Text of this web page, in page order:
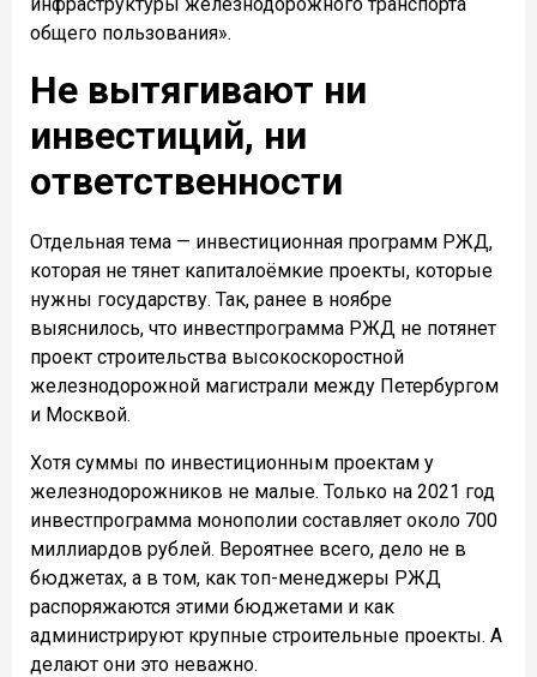
общего пользования».
Не вытягивают ни
инвестиций, ни
ответственности
Отдельная тема — инвестиционная программ РЖД,
которая не тянет капиталоёмкие проекты, которые
нужны государству. Так, ранее в ноябре
выяснилось, что инвестпрограмма РЖД не потянет
проект строительства высокоскоростной
железнодорожной магистрали между Петербургом
и Москвой.
Хотя суммы по инвестиционным проектам у
железнодорожников не малые. Только на 2021 год
инвестпрограмма монополии составляет около 700
миллиардов рублей. Вероятнее всего, дело не в
бюджетах, а в том, как топ-менеджеры РЖД
распоряжаются этими бюджетами и как
администрируют крупные строительные проекты. А
делают они это неважно.